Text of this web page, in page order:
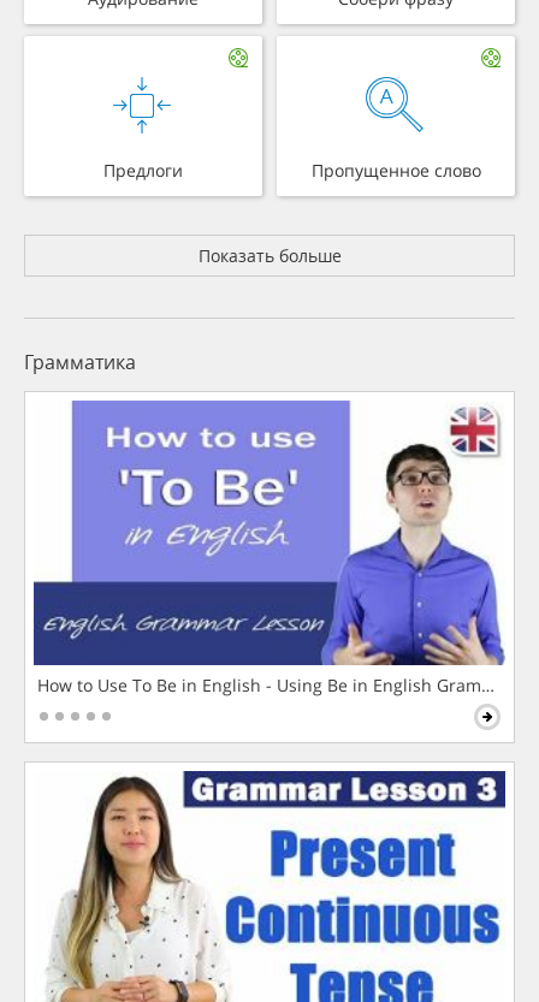
Предлоги Пропущенное слово
Показать больше
Грамматика
How to Use To Be in English - Using Be in English Grammar